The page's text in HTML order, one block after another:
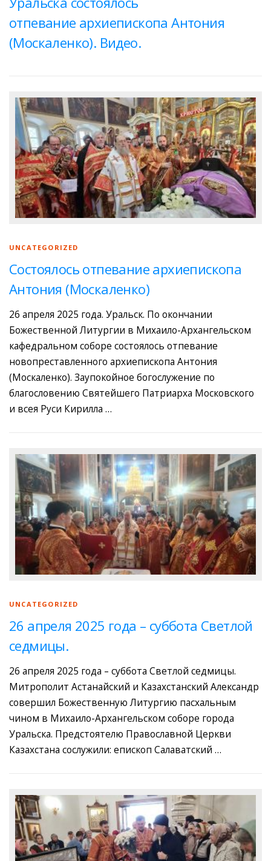
отпевание архиепископа Антония
(Москаленко). Видео.
UNCATEGORIZED
Состоялось отпевание архиепископа
Антония (Москаленко)
26 апреля 2025 года. Уральск. По окончании
Божественной Литургии в Михаило-Архангельском
кафедральном соборе состоялось отпевание
новопреставленного архиепископа Антония
(Москаленко). Заупокойное богослужение по
благословению Святейшего Патриарха Московского
и всея Руси Кирилла …
UNCATEGORIZED
26 апреля 2025 года – суббота Светлой
седмицы.
26 апреля 2025 года – суббота Светлой седмицы.
Митрополит Астанайский и Казахстанский Александр
совершил Божественную Литургию пасхальным
чином в Михаило-Архангельском соборе города
Уральска. Предстоятелю Православной Церкви
Казахстана сослужили: епископ Салаватский …